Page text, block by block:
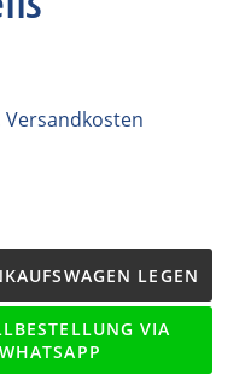
Versandkosten
LEGEN
VIA
WHATSAPP